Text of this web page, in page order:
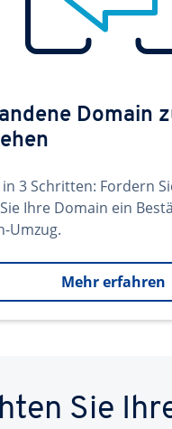
Domain
3 Schritten: Fordern
Ihre Domain ein
Umzug.
Mehr erfahren
Sie